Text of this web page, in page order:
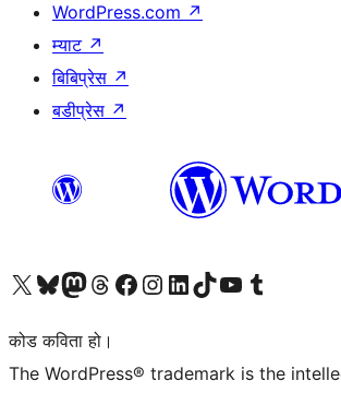
WordPress.com ↗
म्याट ↗
बिबिप्रेस ↗
बडीप्रेस ↗
हाम्रो X (पहिले ट्विटर) खातामा जानुहोस्
हाम्रो Bluesky खाता भ्रमण गर्नुहोस्
हाम्रो म्यास्टोडन खाता भ्रमण गर्नुहोस्
हाम्रो थ्रेड्स खातामा जानुहोस्
हाम्रो फेसबुक पेजमा जानुहोस्
हाम्रो इन्स्टाग्राम खातामा जानुहोस्
हाम्रो लिङ्क्डइन खातामा जानुहोस्
हाम्रो TikTok खाता भ्रमण गर्नुहोस्
हाम्रो युट्युब च्यानलमा जानुहोस्
हाम्रो टम्बलर खाता भ्रमण गर्नुहोस्
कोड कविता हो।
The WordPress® trademark is the